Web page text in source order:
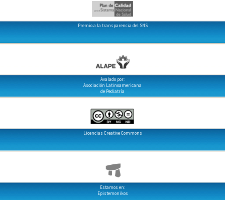
Premio a la transparencia del SNS
Avalado por:
Asociación Latinoamericana
de Pediatría
Licencias Creative Commons
Estamos en:
Epistemonikos